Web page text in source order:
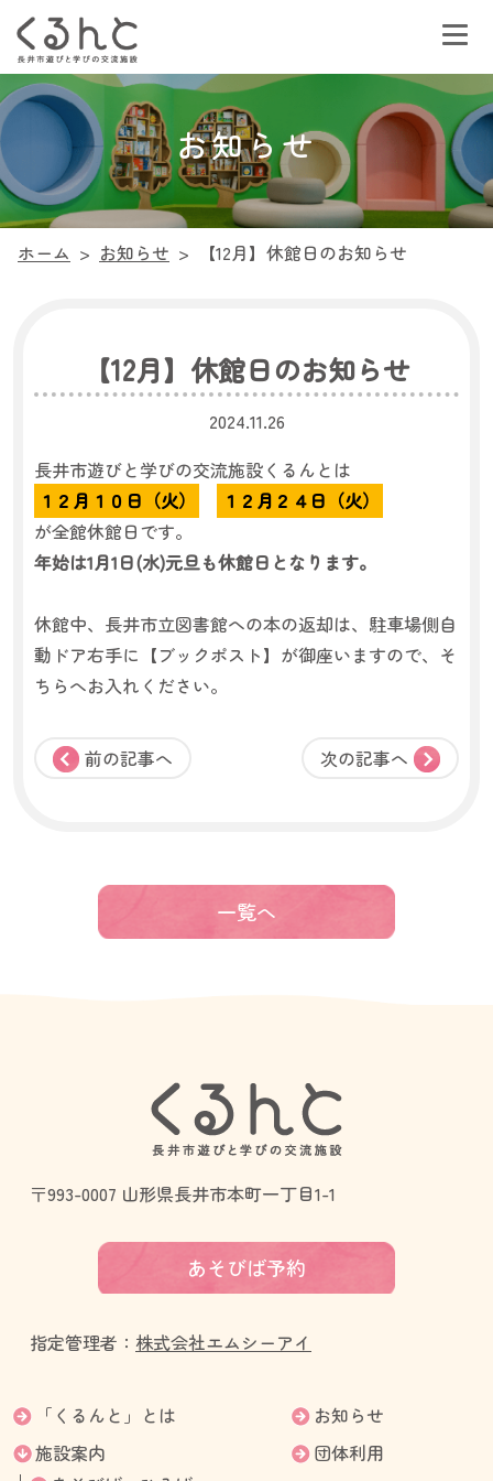
お知らせ
ホーム > お知らせ > 【12月】休館日のお知らせ
【12月】休館日のお知らせ
2024.11.26
長井市遊びと学びの交流施設くるんとは
１２月１０日（火）
１２月２４日（火）
が全館休館日です。
年始は1月1日(水)元旦も休館日となります。
休館中、長井市立図書館への本の返却は、駐車場側自
動ドア右手に【ブックポスト】が御座いますので、そ
ちらへお入れください。
前の記事へ 次の記事へ
一覧へ
〒993-0007 山形県長井市本町一丁目1-1
あそびば予約
指定管理者： 株式会社エムシーアイ
「くるんと」とは
施設案内
お知らせ
団体利用